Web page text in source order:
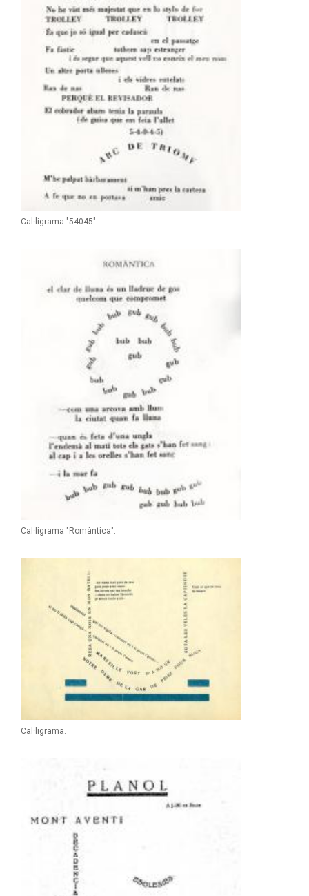
Cal·ligrama "54045".
Cal·ligrama "Romàntica".
Cal·ligrama.